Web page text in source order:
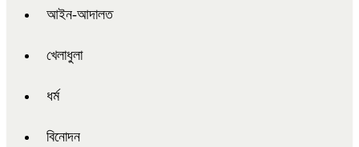
আইন-আদালত
খেলাধুলা
ধর্ম
বিনোদন